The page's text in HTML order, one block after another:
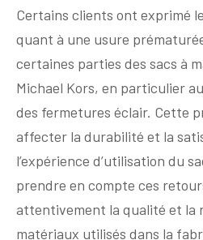
Certains clients ont exprimé
quant à une usure
certaines parties des sacs à
Michael Kors, en particulier
des fermetures éclair. Cette
affecter la durabilité et la
l’expérience d’utilisation du
prendre en compte ces
attentivement la qualité et la
matériaux utilisés dans la